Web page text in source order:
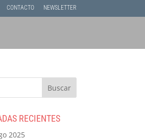
CONTACTO NEWSLETTER
RECIENTES
2025